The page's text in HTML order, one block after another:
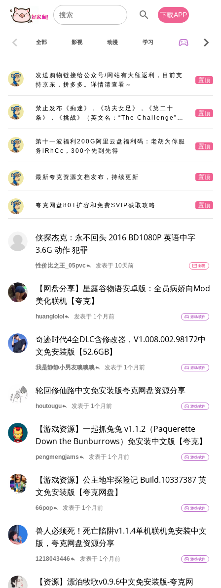
search 下载APP
全部 影视 动漫 学习 sports_esports
chevron_left chevron_right
发送购物链接给公众号/网站有大额返利，目前支
持京东，拼多多。详情请查看～
置顶
禁止发布《痴迷》，《功夫女足》，《第二十
条》，《挑战》（英文名：“The Challenge”，
又名：《深空拯救者》），《三大队》电影版
置顶
第十一波福利200G阿里云盘福利码：老胡为你服
务iRhCc，300个先到先得
置顶
最新夸克资源文档发布，持续更新 置顶
夸克网盘80T扩容和免费SVIP获取攻略 置顶
侠探杰克：永不回头 2016 BD1080P 英语中字
3.6G 动作 犯罪
性价比之王_05pvcreply 发表于 10天前 movie 影视
【网盘分享】星露谷物语安卓版：全员病娇向Mod
美化联机【夸克】
huanglolol reply 发表于 1个月前 sports_esports 游戏/软件
奇迹时代4全DLC含修改器，V1.008.002.98172中
文免安装版【52.6GB】
我是静静小男友噢噢噢reply 发表于 1个月前 sports_esports 游戏/软件
轮回修仙路中文免安装版夸克网盘资源分享
houtougureply 发表于 1个月前 sports_esports 游戏/软件
【游戏资源】一起抓兔兔 v1.1.2（Paquerette
Down the Bunburrows）免安装中文版【夸克】
pengmengjamsreply 发表于 1个月前 sports_esports 游戏/软件
【游戏资源】公主地牢探险记 Build.10337387 英
文免安装版【夸克网盘】
66popreply 发表于 1个月前 sports_esports 游戏/软件
兽人必须死！死亡陷阱v1.1.4单机联机免安装中文
版，夸克网盘资源分享
1218043446reply 发表于 1个月前 sports_esports 游戏/软件
【资源】漂泊牧歌v0.9.6中文免安装版-夸克网